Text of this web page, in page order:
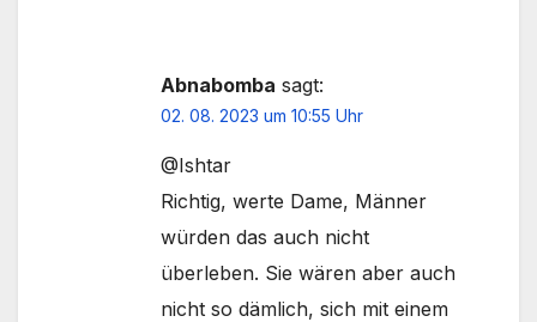
Abnabomba sagt:
02. 08. 2023 um 10:55 Uhr
@Ishtar
Richtig, werte Dame, Männer
würden das auch nicht
überleben. Sie wären aber auch
nicht so dämlich, sich mit einem